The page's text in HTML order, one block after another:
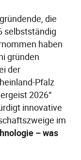
die
selbstständig
haben
gründen
der
Pfalz
2026“
innovative
im
– was